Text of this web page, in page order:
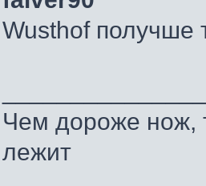
Wusthof получше
Чем дороже нож,
лежит